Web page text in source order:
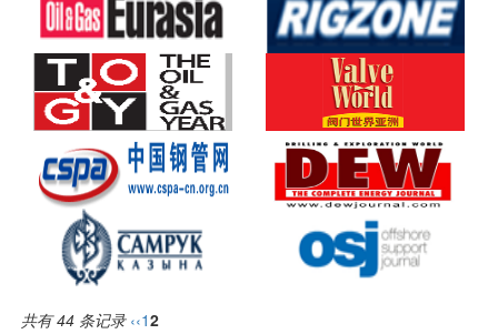
共有 44 条记录 ‹‹12